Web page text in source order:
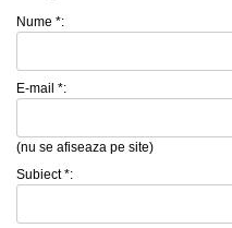
Nume *:
E-mail *:
(nu se afiseaza pe site)
Subiect *: